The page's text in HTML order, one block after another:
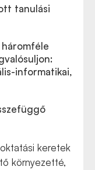
tanulási
informatikai,
keretek
környezetté,